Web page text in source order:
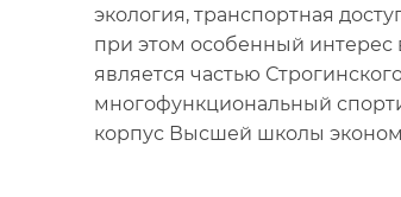
экология, транспортная
при этом особенный интерес
является частью
многофункциональный
корпус Высшей школы